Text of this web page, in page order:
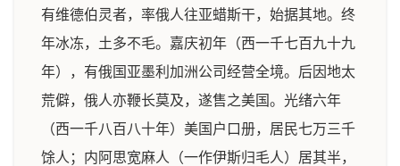
有维德伯灵者，率俄人往亚蜡斯干，始据其地。终
年冰冻，土多不毛。嘉庆初年（西一千七百九十九
年），有俄国亚墨利加洲公司经营全境。后因地太
荒僻，俄人亦鞭长莫及，遂售之美国。光绪六年
（西一千八百八十年）美国户口册，居民七万三千
馀人；内阿思宽麻人（一作伊斯归毛人）居其半，